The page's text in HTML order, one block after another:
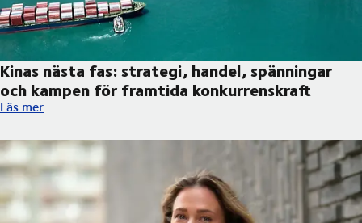
Kinas nästa fas: strategi, handel, spänningar
och kampen för framtida konkurrenskraft
Kinas nästa fas: strategi, handel, spänningar och kampen för
Läs mer